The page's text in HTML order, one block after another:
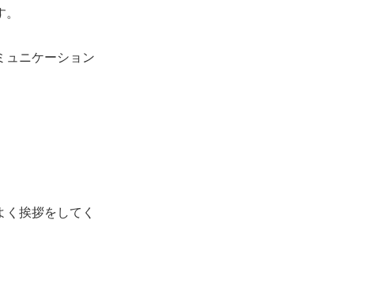
ュニケーション
挨拶をしてく